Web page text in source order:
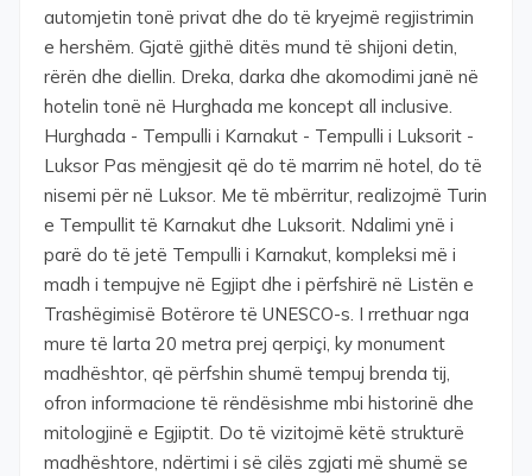
automjetin tonë privat dhe do të kryejmë regjistrimin
e hershëm. Gjatë gjithë ditës mund të shijoni detin,
rërën dhe diellin. Dreka, darka dhe akomodimi janë në
hotelin tonë në Hurghada me koncept all inclusive.
Hurghada - Tempulli i Karnakut - Tempulli i Luksorit -
Luksor Pas mëngjesit që do të marrim në hotel, do të
nisemi për në Luksor. Me të mbërritur, realizojmë Turin
e Tempullit të Karnakut dhe Luksorit. Ndalimi ynë i
parë do të jetë Tempulli i Karnakut, kompleksi më i
madh i tempujve në Egjipt dhe i përfshirë në Listën e
Trashëgimisë Botërore të UNESCO-s. I rrethuar nga
mure të larta 20 metra prej qerpiçi, ky monument
madhështor, që përfshin shumë tempuj brenda tij,
ofron informacione të rëndësishme mbi historinë dhe
mitologjinë e Egjiptit. Do të vizitojmë këtë strukturë
madhështore, ndërtimi i së cilës zgjati më shumë se